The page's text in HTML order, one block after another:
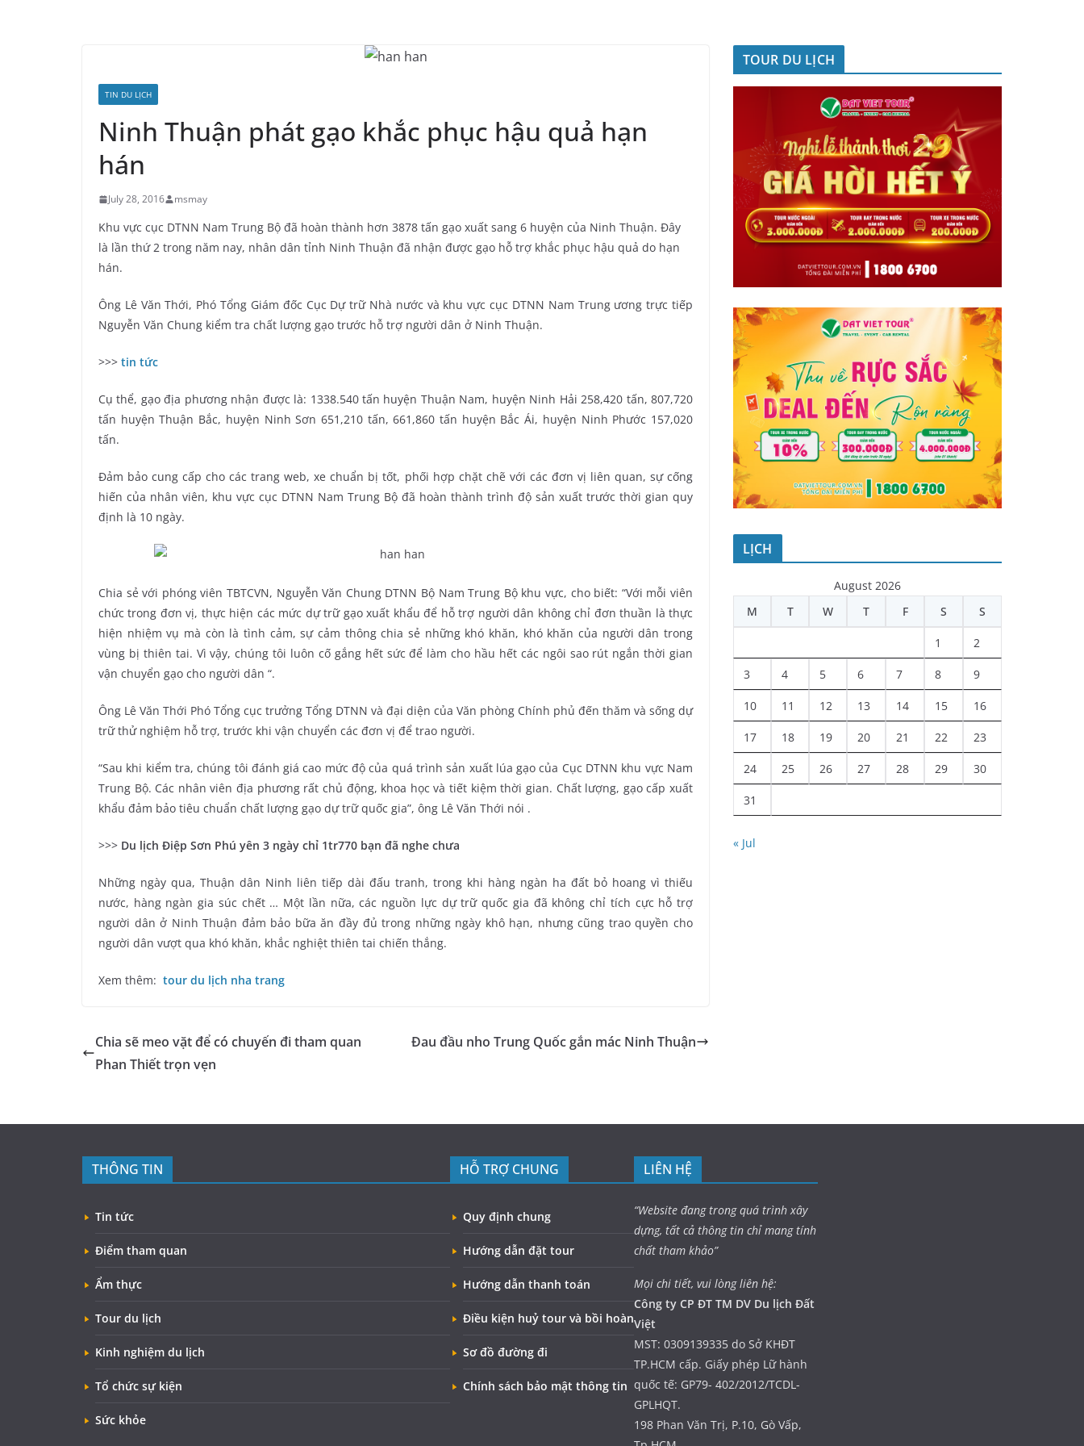
TIN DU LỊCH
Ninh Thuận phát gạo khắc phục hậu quả hạn
hán
July 28, 2016 msmay
Khu vực cục DTNN Nam Trung Bộ đã hoàn thành hơn 3878 tấn gạo xuất sang 6 huyện của Ninh Thuận. Đây
là lần thứ 2 trong năm nay, nhân dân tỉnh Ninh Thuận đã nhận được gạo hỗ trợ khắc phục hậu quả do hạn
hán.
Ông Lê Văn Thới, Phó Tổng Giám đốc Cục Dự trữ Nhà nước và khu vực cục DTNN Nam Trung ương trực tiếp
Nguyễn Văn Chung kiểm tra chất lượng gạo trước hỗ trợ người dân ở Ninh Thuận.
>>> tin tức
Cụ thể, gạo địa phương nhận được là: 1338.540 tấn huyện Thuận Nam, huyện Ninh Hải 258,420 tấn, 807,720
tấn huyện Thuận Bắc, huyện Ninh Sơn 651,210 tấn, 661,860 tấn huyện Bắc Ái, huyện Ninh Phước 157,020
tấn.
Đảm bảo cung cấp cho các trang web, xe chuẩn bị tốt, phối hợp chặt chẽ với các đơn vị liên quan, sự cống
hiến của nhân viên, khu vực cục DTNN Nam Trung Bộ đã hoàn thành trình độ sản xuất trước thời gian quy
định là 10 ngày.
Chia sẻ với phóng viên TBTCVN, Nguyễn Văn Chung DTNN Bộ Nam Trung Bộ khu vực, cho biết: “Với mỗi viên
chức trong đơn vị, thực hiện các mức dự trữ gạo xuất khẩu để hỗ trợ người dân không chỉ đơn thuần là thực
hiện nhiệm vụ mà còn là tình cảm, sự cảm thông chia sẻ những khó khăn, khó khăn của người dân trong
vùng bị thiên tai. Vì vậy, chúng tôi luôn cố gắng hết sức để làm cho hầu hết các ngôi sao rút ngắn thời gian
vận chuyển gạo cho người dân “.
Ông Lê Văn Thới Phó Tổng cục trưởng Tổng DTNN và đại diện của Văn phòng Chính phủ đến thăm và sống dự
trữ thử nghiệm hỗ trợ, trước khi vận chuyển các đơn vị để trao người.
“Sau khi kiểm tra, chúng tôi đánh giá cao mức độ của quá trình sản xuất lúa gạo của Cục DTNN khu vực Nam
Trung Bộ. Các nhân viên địa phương rất chủ động, khoa học và tiết kiệm thời gian. Chất lượng, gạo cấp xuất
khẩu đảm bảo tiêu chuẩn chất lượng gạo dự trữ quốc gia”, ông Lê Văn Thới nói .
>>> Du lịch Điệp Sơn Phú yên 3 ngày chỉ 1tr770 bạn đã nghe chưa
Những ngày qua, Thuận dân Ninh liên tiếp dài đấu tranh, trong khi hàng ngàn ha đất bỏ hoang vì thiếu
nước, hàng ngàn gia súc chết … Một lần nữa, các nguồn lực dự trữ quốc gia đã không chỉ tích cực hỗ trợ
người dân ở Ninh Thuận đảm bảo bữa ăn đầy đủ trong những ngày khô hạn, nhưng cũng trao quyền cho
người dân vượt qua khó khăn, khắc nghiệt thiên tai chiến thắng.
Xem thêm: tour du lịch nha trang
Chia sẽ meo vặt để có chuyến đi tham quan
Phan Thiết trọn vẹn
Đau đầu nho Trung Quốc gắn mác Ninh Thuận
TOUR DU LỊCH
LỊCH
August 2026
M
T W T F S S
1 2
3 4 5 6 7 8 9
10 11 12 13 14 15 16
17 18 19 20 21 22 23
24 25 26 27 28 29 30
31
« Jul
THÔNG TIN
Tin tức
Điểm tham quan
Ẩm thực
Tour du lịch
Kinh nghiệm du lịch
Tổ chức sự kiện
Sức khỏe
HỖ TRỢ CHUNG
Quy định chung
Hướng dẫn đặt tour
Hướng dẫn thanh toán
Điều kiện huỷ tour và bồi hoàn
Sơ đồ đường đi
Chính sách bảo mật thông tin
LIÊN HỆ
“Website đang trong quá trình xây
dựng, tất cả thông tin chỉ mang tính
chất tham khảo”
Mọi chi tiết, vui lòng liên hệ:
Công ty CP ĐT TM DV Du lịch Đất
Việt
MST: 0309139335 do Sở KHĐT
TP.HCM cấp. Giấy phép Lữ hành
quốc tế: GP79- 402/2012/TCDL-
GPLHQT.
198 Phan Văn Trị, P.10, Gò Vấp,